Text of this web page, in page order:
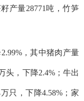
产量28771吨，竹笋
，其中猪肉产量
头，下降2.4%；牛出
只，下降4.58%；家